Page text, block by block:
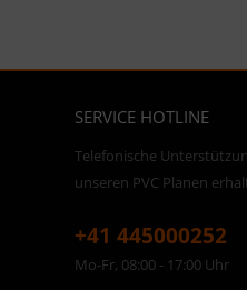
SERVICE HOTLINE
Telefonische
unseren PVC Planen
+41 445000252
Mo-Fr, 08:00 - 17:00 Uhr